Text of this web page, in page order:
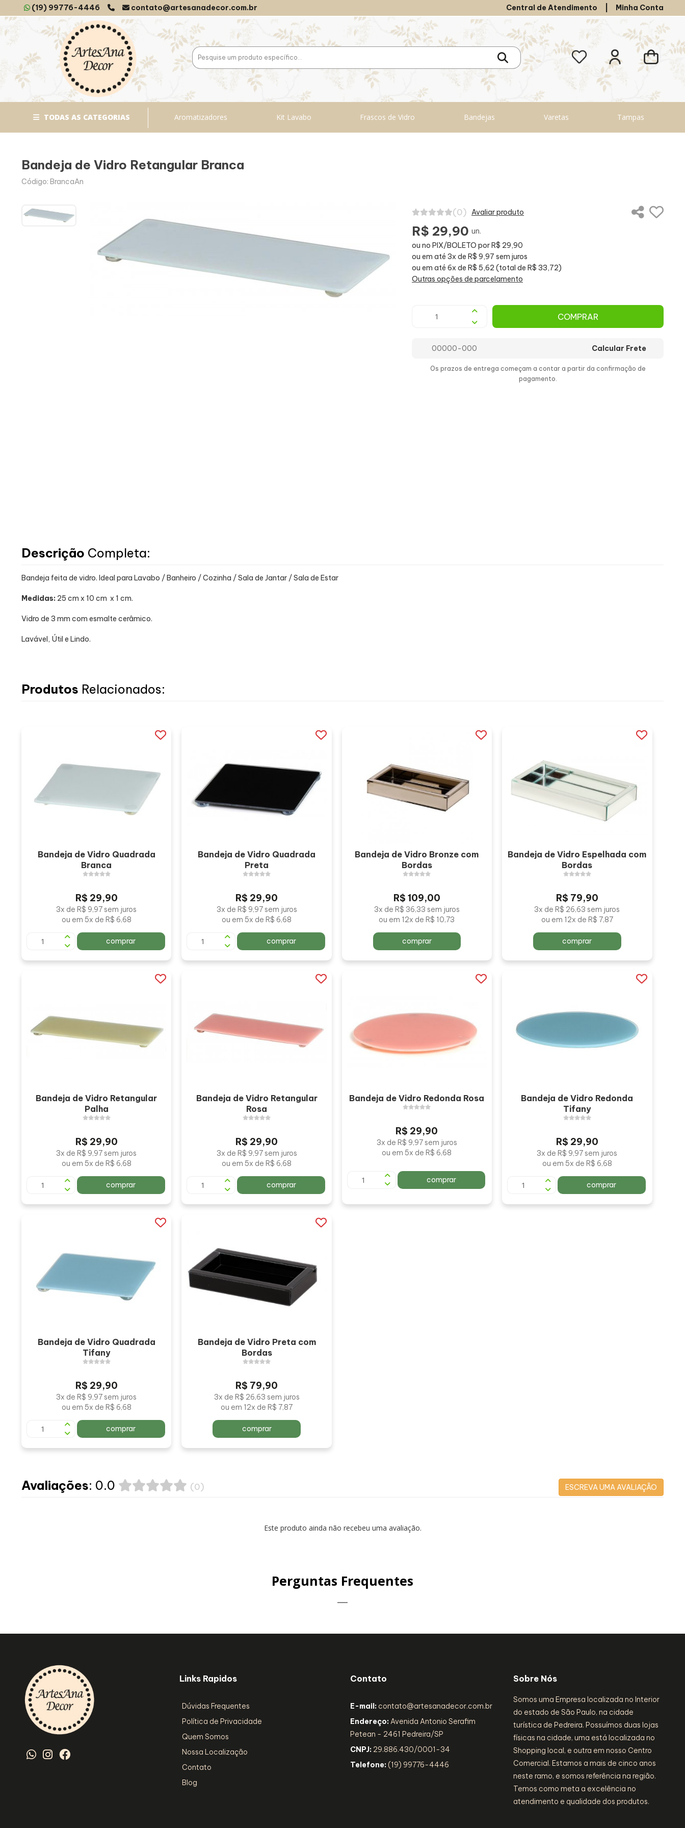
(19) 99776-4446 contato@artesanadecor.com.br Central de Atendimento Minha Conta
TODAS AS CATEGORIAS Aromatizadores Kit Lavabo Frascos de Vidro Bandejas Varetas Tampas
Bandeja de Vidro Retangular Branca
Código: BrancaAn
(0) Avaliar produto
R$ 29,90 un.
ou no PIX/BOLETO por R$ 29,90
ou em até 3x de R$ 9,97 sem juros
ou em até 6x de R$ 5,62 (total de R$ 33,72)
Outras opções de parcelamento
COMPRAR
Calcular Frete
Os prazos de entrega começam a contar a partir da confirmação de
pagamento.
Descrição Completa:
Bandeja feita de vidro. Ideal para Lavabo / Banheiro / Cozinha / Sala de Jantar / Sala de Estar
Medidas: 25 cm x 10 cm x 1 cm.
Vidro de 3 mm com esmalte cerâmico.
Lavável, Útil e Lindo.
Produtos Relacionados:
Bandeja de Vidro Quadrada
Branca
R$ 29,90
3x de R$ 9,97 sem juros
ou em 5x de R$ 6,68
comprar
Bandeja de Vidro Quadrada
Preta
R$ 29,90
3x de R$ 9,97 sem juros
ou em 5x de R$ 6,68
comprar
Bandeja de Vidro Bronze com
Bordas
R$ 109,00
3x de R$ 36,33 sem juros
ou em 12x de R$ 10,73
comprar
Bandeja de Vidro Espelhada com
Bordas
R$ 79,90
3x de R$ 26,63 sem juros
ou em 12x de R$ 7,87
comprar
Bandeja de Vidro Retangular
Palha
R$ 29,90
3x de R$ 9,97 sem juros
ou em 5x de R$ 6,68
comprar
Bandeja de Vidro Retangular
Rosa
R$ 29,90
3x de R$ 9,97 sem juros
ou em 5x de R$ 6,68
comprar
Bandeja de Vidro Redonda Rosa
R$ 29,90
3x de R$ 9,97 sem juros
ou em 5x de R$ 6,68
comprar
Bandeja de Vidro Redonda
Tifany
R$ 29,90
3x de R$ 9,97 sem juros
ou em 5x de R$ 6,68
comprar
Bandeja de Vidro Quadrada
Tifany
R$ 29,90
3x de R$ 9,97 sem juros
ou em 5x de R$ 6,68
comprar
Bandeja de Vidro Preta com
Bordas
R$ 79,90
3x de R$ 26,63 sem juros
ou em 12x de R$ 7,87
comprar
Avaliações: 0.0 (0) ESCREVA UMA AVALIAÇÃO
Este produto ainda não recebeu uma avaliação.
Perguntas Frequentes
Links Rapidos
Dúvidas Frequentes
Política de Privacidade
Quem Somos
Nossa Localização
Contato
Blog
Contato
E-mail: contato@artesanadecor.com.br
Endereço: Avenida Antonio Serafim
Petean - 2461 Pedreira/SP
CNPJ: 29.886.430/0001-34
Telefone: (19) 99776-4446
Sobre Nós
Somos uma Empresa localizada no Interior
do estado de São Paulo, na cidade
turística de Pedreira. Possuímos duas lojas
físicas na cidade, uma está localizada no
Shopping local, e outra em nosso Centro
Comercial. Estamos a mais de cinco anos
neste ramo, e somos referência na região.
Temos como meta a excelência no
atendimento e qualidade dos produtos.